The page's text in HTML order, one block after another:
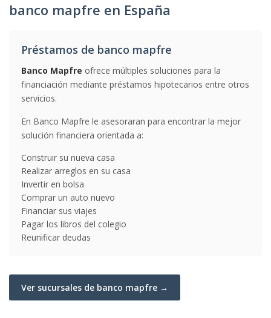
banco mapfre en España
Préstamos de banco mapfre
Banco Mapfre ofrece múltiples soluciones para la
financiación mediante préstamos hipotecarios entre otros
servicios.
En Banco Mapfre le asesoraran para encontrar la mejor
solución financiera orientada a:
Construir su nueva casa
Realizar arreglos en su casa
Invertir en bolsa
Comprar un auto nuevo
Financiar sus viajes
Pagar los libros del colegio
Reunificar deudas
Ver sucursales de banco mapfre →